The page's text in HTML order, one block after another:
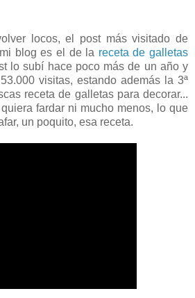
locos, el post más visitado de
blog es el de la receta de galletas
lo subí hace poco más de un año y
visitas, estando además la 3ª
receta de galletas para decorar...
fardar ni mucho menos, lo que
un poquito, esa receta.